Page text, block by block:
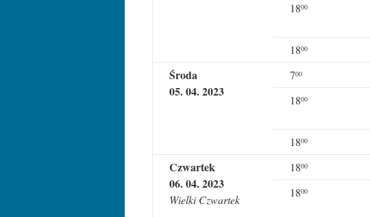
1800
1800
Środa
05. 04. 2023
700
1800
1800
Czwartek
06. 04. 2023
Wielki Czwartek
1800
1800